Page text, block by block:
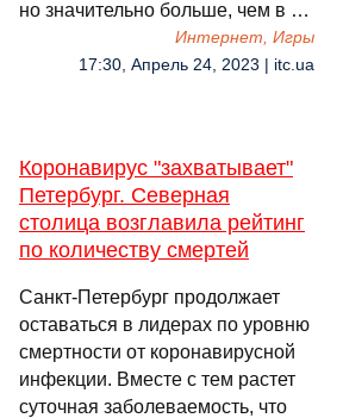
но значительно больше, чем в …
Интернет, Игры
17:30, Апрель 24, 2023 | itc.ua
Коронавирус "захватывает"
Петербург. Северная
столица возглавила рейтинг
по количеству смертей
Санкт-Петербург продолжает
оставаться в лидерах по уровню
смертности от коронавирусной
инфекции. Вместе с тем растет
суточная заболеваемость, что